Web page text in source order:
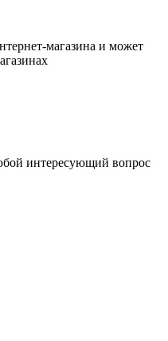
магазина и может
интересующий вопрос